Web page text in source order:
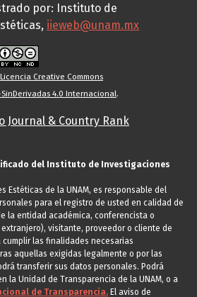
por: Instituto de
iieweb@unam.mx
Licencia Creative Commons
4.0 Internacional.
del Instituto de Investigaciones
Estéticas de la UNAM, es responsable del
para el registro de usted en calidad de
la entidad académica, conferencista o
visitante, proveedor o cliente de
las finalidades necesarias
aquellas exigidas legalmente o por las
transferir sus datos personales. Podrá
la Unidad de Transparencia de la UNAM, o a
de Transparencia. El aviso de